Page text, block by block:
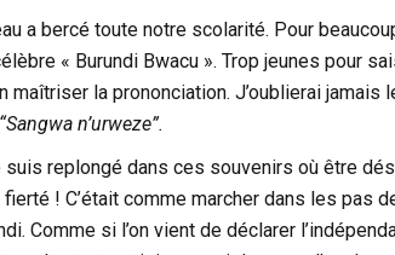
a bercé toute notre scolarité. Pour
« Burundi Bwacu ». Trop jeunes pour
maîtriser la prononciation. J’oublierai
“Sangwa n’urweze”.
suis replongé dans ces souvenirs où être
! C’était comme marcher dans les pas
Comme si l’on vient de déclarer